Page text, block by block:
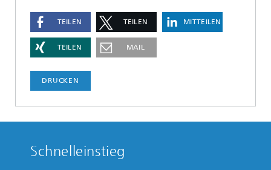
TEILEN TEILEN MITTEILEN
TEILEN MAIL
DRUCKEN
Schnelleinstieg